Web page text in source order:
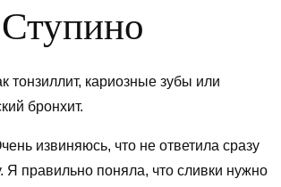
тонзиллит, кариозные зубы или
бронхит.
извиняюсь, что не ответила сразу
правильно поняла, что сливки нужно